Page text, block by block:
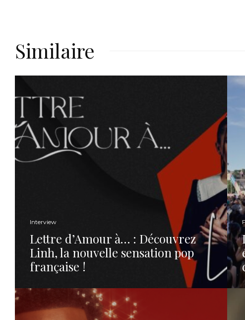
Similaire
Interview
Lettre d’Amour à… : Découvrez
Linh, la nouvelle sensation pop
française !